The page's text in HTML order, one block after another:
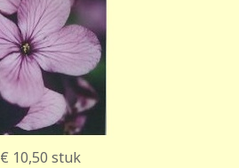
€ 10,50 stuk